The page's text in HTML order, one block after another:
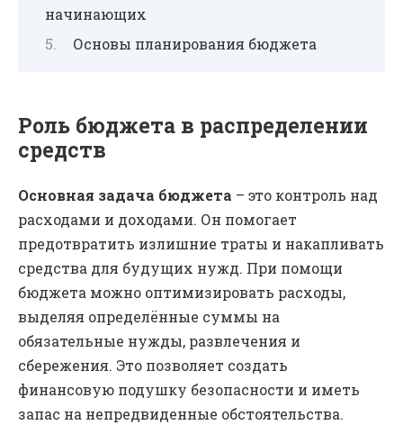
начинающих
Основы планирования бюджета
Роль бюджета в распределении
средств
Основная задача бюджета – это контроль над
расходами и доходами. Он помогает
предотвратить излишние траты и накапливать
средства для будущих нужд. При помощи
бюджета можно оптимизировать расходы,
выделяя определённые суммы на
обязательные нужды, развлечения и
сбережения. Это позволяет создать
финансовую подушку безопасности и иметь
запас на непредвиденные обстоятельства.